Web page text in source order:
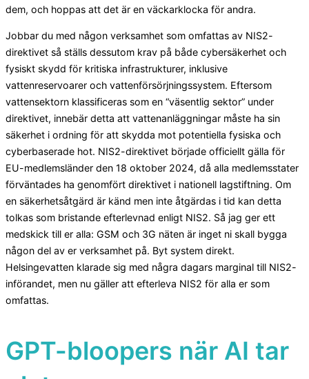
dem, och hoppas att det är en väckarklocka för andra.
Jobbar du med någon verksamhet som omfattas av NIS2-
direktivet så ställs dessutom krav på både cybersäkerhet och
fysiskt skydd för kritiska infrastrukturer, inklusive
vattenreservoarer och vattenförsörjningssystem. Eftersom
vattensektorn klassificeras som en “väsentlig sektor” under
direktivet, innebär detta att vattenanläggningar måste ha sin
säkerhet i ordning för att skydda mot potentiella fysiska och
cyberbaserade hot. NIS2-direktivet började officiellt gälla för
EU-medlemsländer den 18 oktober 2024, då alla medlemsstater
förväntades ha genomfört direktivet i nationell lagstiftning. Om
en säkerhetsåtgärd är känd men inte åtgärdas i tid kan detta
tolkas som bristande efterlevnad enligt NIS2. Så jag ger ett
medskick till er alla: GSM och 3G näten är inget ni skall bygga
någon del av er verksamhet på. Byt system direkt.
Helsingevatten klarade sig med några dagars marginal till NIS2-
införandet, men nu gäller att efterleva NIS2 för alla er som
omfattas.
GPT-bloopers när AI tar